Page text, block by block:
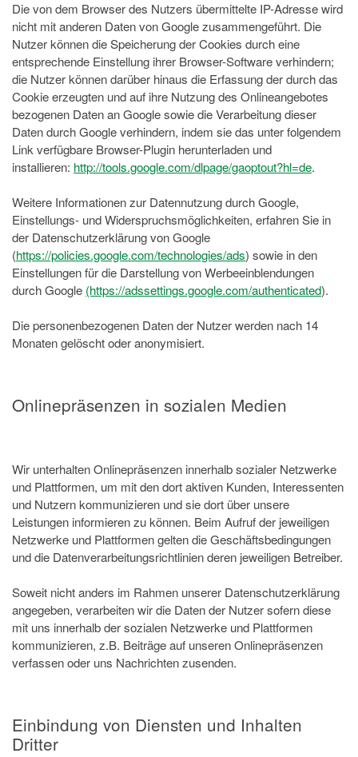
Die von dem Browser des Nutzers übermittelte IP-Adresse wird
nicht mit anderen Daten von Google zusammengeführt. Die
Nutzer können die Speicherung der Cookies durch eine
entsprechende Einstellung ihrer Browser-Software verhindern;
die Nutzer können darüber hinaus die Erfassung der durch das
Cookie erzeugten und auf ihre Nutzung des Onlineangebotes
bezogenen Daten an Google sowie die Verarbeitung dieser
Daten durch Google verhindern, indem sie das unter folgendem
Link verfügbare Browser-Plugin herunterladen und
installieren: http://tools.google.com/dlpage/gaoptout?hl=de.
Weitere Informationen zur Datennutzung durch Google,
Einstellungs- und Widerspruchsmöglichkeiten, erfahren Sie in
der Datenschutzerklärung von Google
(https://policies.google.com/technologies/ads) sowie in den
Einstellungen für die Darstellung von Werbeeinblendungen
durch Google (https://adssettings.google.com/authenticated).
Die personenbezogenen Daten der Nutzer werden nach 14
Monaten gelöscht oder anonymisiert.
Onlinepräsenzen in sozialen Medien
Wir unterhalten Onlinepräsenzen innerhalb sozialer Netzwerke
und Plattformen, um mit den dort aktiven Kunden, Interessenten
und Nutzern kommunizieren und sie dort über unsere
Leistungen informieren zu können. Beim Aufruf der jeweiligen
Netzwerke und Plattformen gelten die Geschäftsbedingungen
und die Datenverarbeitungsrichtlinien deren jeweiligen Betreiber.
Soweit nicht anders im Rahmen unserer Datenschutzerklärung
angegeben, verarbeiten wir die Daten der Nutzer sofern diese
mit uns innerhalb der sozialen Netzwerke und Plattformen
kommunizieren, z.B. Beiträge auf unseren Onlinepräsenzen
verfassen oder uns Nachrichten zusenden.
Einbindung von Diensten und Inhalten
Dritter